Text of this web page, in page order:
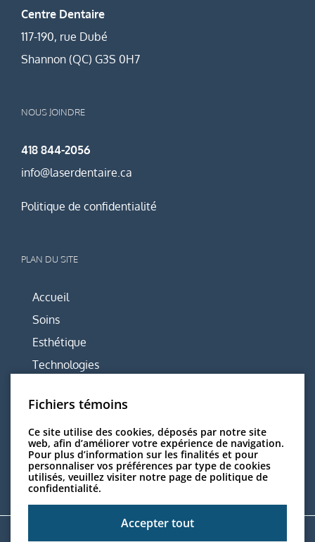
Centre Dentaire
117-190, rue Dubé
Shannon (QC) G3S 0H7
NOUS JOINDRE
418 844-2056
info@laserdentaire.ca
Politique de confidentialité
PLAN DU SITE
Accueil
Soins
Esthétique
Technologies
Centre
Articles utiles
Nous joindre
Solution ServDentist Web™ par
Fichiers témoins
Ce site utilise des cookies, déposés par notre site
web, afin d’améliorer votre expérience de navigation.
Pour plus d’information sur les finalités et pour
personnaliser vos préférences par type de cookies
utilisés, veuillez visiter notre page de politique de
confidentialité.
Accepter tout